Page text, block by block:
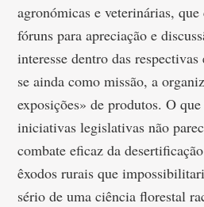
agronómicas e veterinárias,
fóruns para apreciação e
interesse dentro das
se ainda como missão, a
exposições» de produtos. O
iniciativas legislativas não
combate eficaz da
êxodos rurais que
sério de uma ciência florestal